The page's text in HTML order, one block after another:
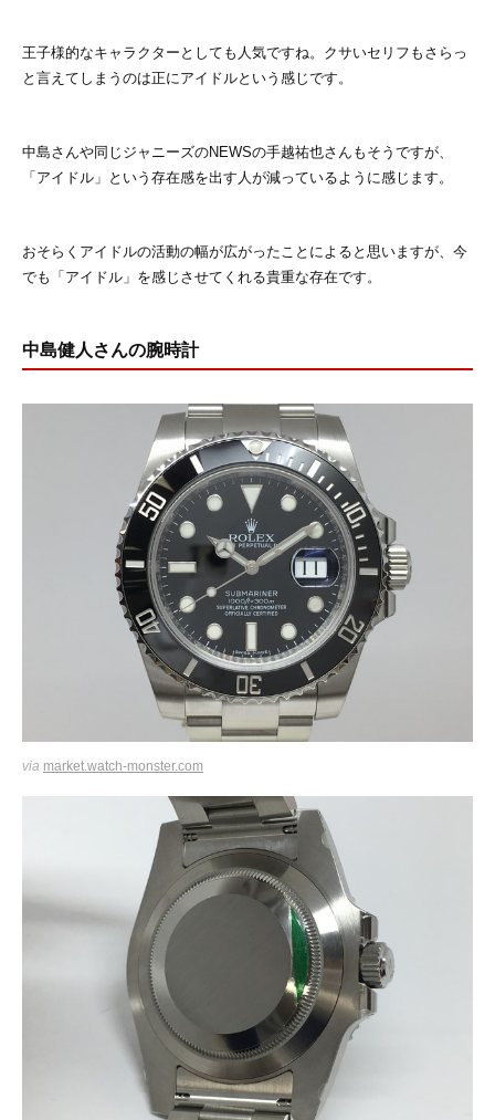
王子様的なキャラクターとしても人気ですね。クサいセリフもさらっ
と言えてしまうのは正にアイドルという感じです。
中島さんや同じジャニーズのNEWSの手越祐也さんもそうですが、
「アイドル」という存在感を出す人が減っているように感じます。
おそらくアイドルの活動の幅が広がったことによると思いますが、今
でも「アイドル」を感じさせてくれる貴重な存在です。
中島健人さんの腕時計
via market.watch-monster.com